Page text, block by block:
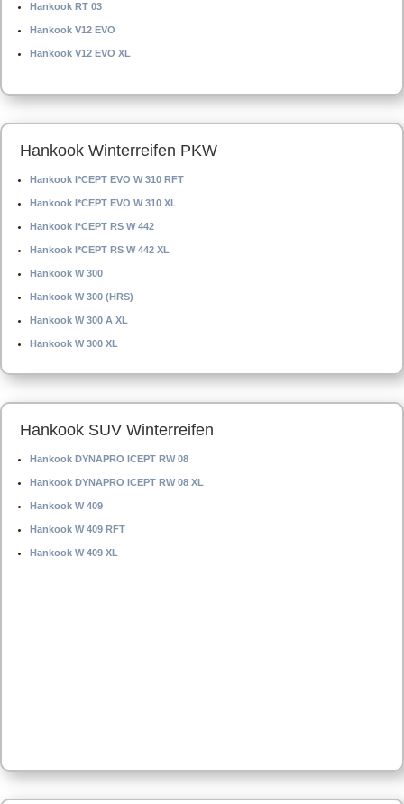
Hankook RT 03
Hankook V12 EVO
Hankook V12 EVO XL
Hankook Winterreifen PKW
Hankook I*CEPT EVO W 310 RFT
Hankook I*CEPT EVO W 310 XL
Hankook I*CEPT RS W 442
Hankook I*CEPT RS W 442 XL
Hankook W 300
Hankook W 300 (HRS)
Hankook W 300 A XL
Hankook W 300 XL
Hankook SUV Winterreifen
Hankook DYNAPRO ICEPT RW 08
Hankook DYNAPRO ICEPT RW 08 XL
Hankook W 409
Hankook W 409 RFT
Hankook W 409 XL